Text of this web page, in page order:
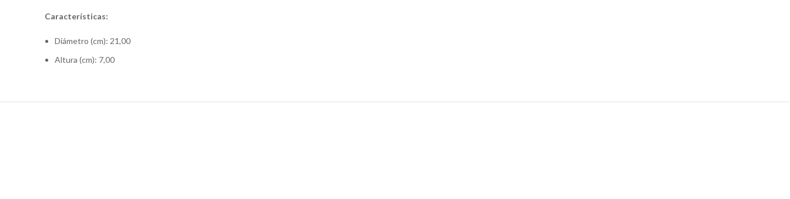
Características:
Diámetro (cm): 21,00
Altura (cm): 7,00